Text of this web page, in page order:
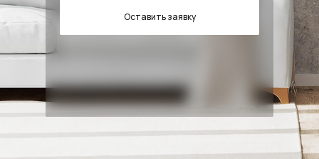
Оставить заявку